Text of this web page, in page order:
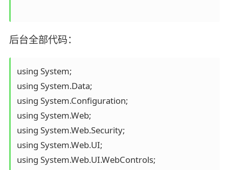
后台全部代码：
using System;
using System.Data;
using System.Configuration;
using System.Web;
using System.Web.Security;
using System.Web.UI;
using System.Web.UI.WebControls;